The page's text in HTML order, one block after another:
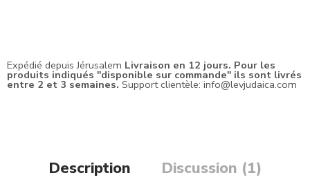
Expédié depuis Jérusalem Livraison en 12 jours. Pour les
produits indiqués "disponible sur commande" ils sont livrés
entre 2 et 3 semaines. Support clientèle: info@levjudaica.com
Description Discussion (1)